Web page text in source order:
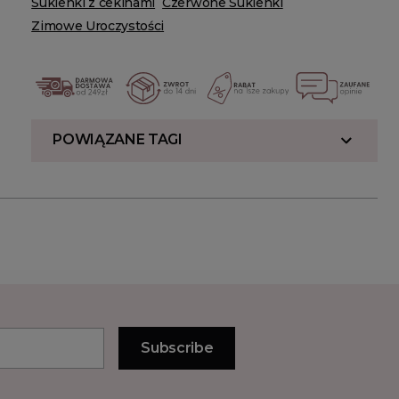
Zimowe Uroczystości
POWIĄZANE TAGI